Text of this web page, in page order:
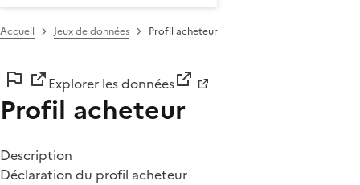
Accueil Jeux de données Profil acheteur
Explorer les données
Profil acheteur
Description
Déclaration du profil acheteur